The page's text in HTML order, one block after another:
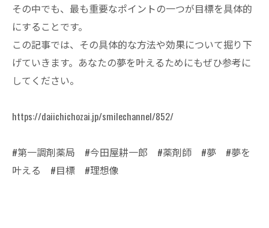
その中でも、最も重要なポイントの一つが目標を具体的
にすることです。
この記事では、その具体的な方法や効果について掘り下
げていきます。あなたの夢を叶えるためにもぜひ参考に
してください。
https://daiichichozai.jp/smilechannel/852/
#第一調剤薬局 #今田屋耕一郎 #薬剤師 #夢 #夢を
叶える #目標 #理想像